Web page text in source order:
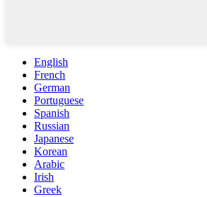
English
French
German
Portuguese
Spanish
Russian
Japanese
Korean
Arabic
Irish
Greek